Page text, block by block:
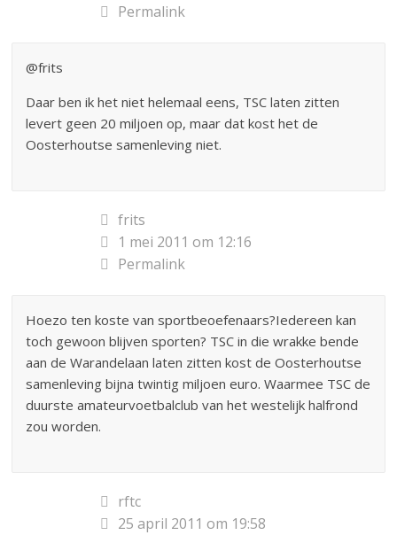
Permalink
@frits
Daar ben ik het niet helemaal eens, TSC laten zitten
levert geen 20 miljoen op, maar dat kost het de
Oosterhoutse samenleving niet.
frits
1 mei 2011 om 12:16
Permalink
Hoezo ten koste van sportbeoefenaars?Iedereen kan
toch gewoon blijven sporten? TSC in die wrakke bende
aan de Warandelaan laten zitten kost de Oosterhoutse
samenleving bijna twintig miljoen euro. Waarmee TSC de
duurste amateurvoetbalclub van het westelijk halfrond
zou worden.
rftc
25 april 2011 om 19:58